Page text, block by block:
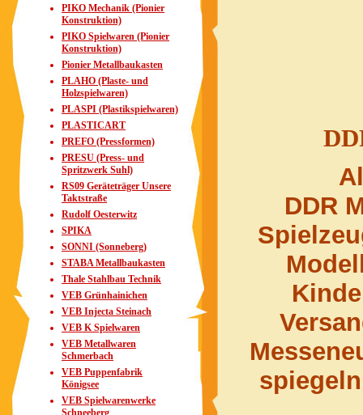
PIKO Mechanik (Pionier
Konstruktion)
PIKO Spielwaren (Pionier
Konstruktion)
Pionier Metallbaukasten
PLAHO (Plaste- und
Holzspielwaren)
PLASPI (Plastikspielwaren)
PLASTICART
PREFO (Pressformen)
PRESU (Press- und
Spritzwerk Suhl)
RS09 Geräteträger Unsere
Taktstraße
Rudolf Oesterwitz
SPIKA
SONNI (Sonneberg)
STABA Metallbaukasten
Thale Stahlbau Technik
VEB Grünhainichen
VEB Injecta Steinach
VEB K Spielwaren
VEB Metallwaren
Schmerbach
VEB Puppenfabrik
Königsee
VEB Spielwarenwerke
Schneeberg
DDR